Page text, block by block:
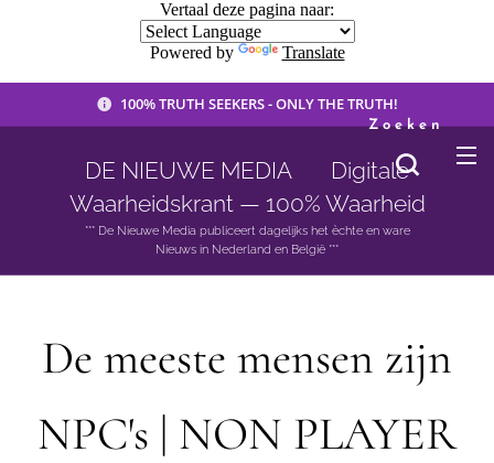
Vertaal deze pagina naar:
Powered by Translate
100% TRUTH SEEKERS - ONLY THE TRUTH!
DE NIEUWE MEDIA 🟣 Digitale
Waarheidskrant — 100% Waarheid
*** De Nieuwe Media publiceert dagelijks het èchte en ware
Nieuws in Nederland en België ***
Zoeken
De meeste mensen zijn
NPC's | NON PLAYER